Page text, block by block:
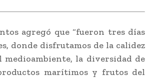
agregó que “fueron tres días
donde disfrutamos de la calidez
medioambiente, la diversidad de
marítimos y frutos del